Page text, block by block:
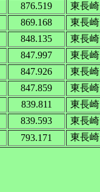
876.519 東長崎
869.168 東長崎
848.135 東長崎
847.997 東長崎
847.926 東長崎
847.859 東長崎
839.811 東長崎
839.593 東長崎
793.171 東長崎